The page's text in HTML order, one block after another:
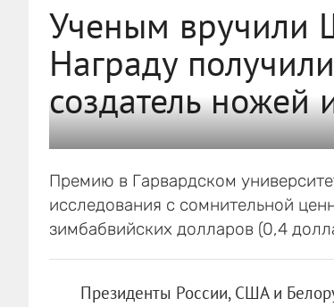
Ученым вручили
Награду
создатель ножей
Премию в Гарвардском
исследования с сомнительной
зимбабвийских долларов (0,4
Президенты России, США и